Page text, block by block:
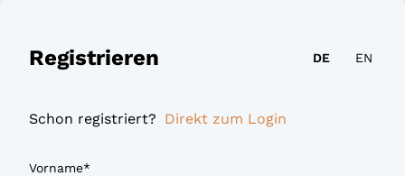
Registrieren DE EN
Schon registriert? Direkt zum Login
Vorname*